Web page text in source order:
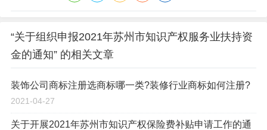
“关于组织申报2021年苏州市知识产权服务业扶持资
金的通知” 的相关文章
装饰公司商标注册选商标哪一类?装修行业商标如何注册?
2021-04-27
关于开展2021年苏州市知识产权保险费补贴申请工作的通